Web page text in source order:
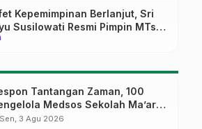
Kepemimpinan Berlanjut, Sri
Susilowati Resmi Pimpin MTs
Sapuran
Tantangan Zaman, 100
Medsos Sekolah Ma’arif
Ikuti Pelatihan Literasi
Sen, 3 Agu 2026